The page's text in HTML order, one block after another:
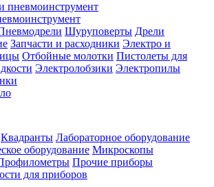
пневмоинструмент
Шуруповерты Дрели
Запчасти и расходники Электро и
Отбойные молотки Пистолеты для
Электролобзики Электропилы
Квадранты Лабораторное оборудование
оборудование Микроскопы
Прочие приборы
для приборов